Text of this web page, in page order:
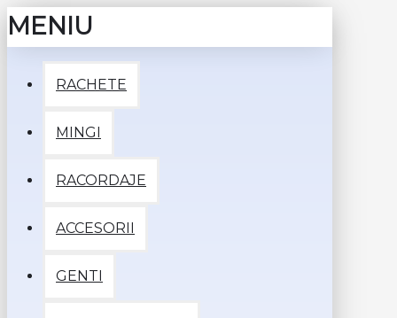
MENIU
RACHETE
MINGI
RACORDAJE
ACCESORII
GENTI